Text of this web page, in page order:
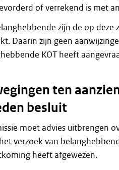
of verrekend is met
zijn de op
Daarin zijn geen
KOT heeft
ten
besluit
moet advies uitbrengen
verzoek van
heeft afgewezen.